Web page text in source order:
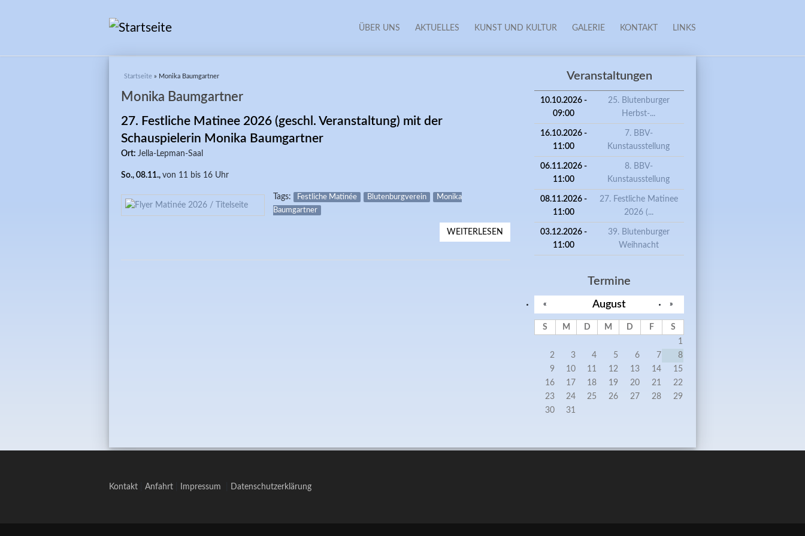
ÜBER UNS AKTUELLES KUNST UND KULTUR GALERIE KONTAKT LINKS
Sie sind hier
Startseite » Monika Baumgartner
Monika Baumgartner
27. Festliche Matinee 2026 (geschl. Veranstaltung) mit der
Schauspielerin Monika Baumgartner
Ort: Jella-Lepman-Saal
So., 08.11., von 11 bis 16 Uhr
Tags: Festliche Matinée Blutenburgverein
Monika
Baumgartner
WEITERLESEN
ÜBER 27. FESTLICHE MATINEE 2026 (GESCHL. VERANSTALTUNG) MIT DER
SCHAUSPIELERIN MONIKA BAUMGARTNER
Veranstaltungen
10.10.2026 -
09:00
25. Blutenburger
Herbst-...
16.10.2026 -
11:00
7. BBV-
Kunstausstellung
06.11.2026 -
11:00
8. BBV-
Kunstausstellung
08.11.2026 -
11:00
27. Festliche Matinee
2026 (...
03.12.2026 -
11:00
39. Blutenburger
Weihnacht
Termine
August
« »
S M D M D F
S
1
2
3 4 5 6 7
8
9
10 11 12 13 14
15
16
17 18 19 20 21
22
23
24 25 26 27 28
29
30
31
Kontakt Anfahrt Impressum Datenschutzerklärung